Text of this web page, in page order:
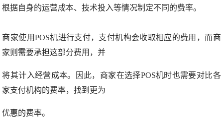
根据自身的运营成本、技术投入等情况制定不同的费率。
商家使用POS机进行支付，支付机构会收取相应的费用，而商
家则需要承担这部分费用，并
将其计入经营成本。因此，商家在选择POS机时也需要对比各
家支付机构的费率，找到更为
优惠的费率。